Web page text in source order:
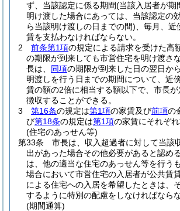
ず、当該認定に係る期間(当該入居者が期
明け渡した場合にあっては、当該認定の
ら当該明け渡しの日までの間) 、毎月、
賃を支払わなければならない。
2
前条第1項の規定による請求を受けた高
の期限が到来しても市営住宅を明け渡さ
長は、 同項の期限が到来した日の翌日か
明渡しを行う日までの期間について、近
賃の額の2倍に相当する額以下で、市長
徴収することができる。
3
第16条の規定は第1項の家賃及び前項の
び第18条の規定は第1項の家賃にそれぞれ
(住宅のあっせん等)
第33条
市長は、収入超過者に対して当該
出があった場合その他必要があると認め
は、他の適当な住宅のあっせん等を行う
場合において市営住宅の入居者が公共賃
による住宅への入居を希望したときは、
するように特別の配慮をしなければならな
(期間通算)